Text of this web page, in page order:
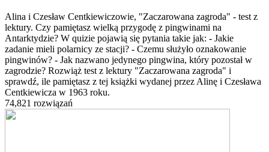
Alina i Czesław Centkiewiczowie, "Zaczarowana zagroda" - test z
lektury. Czy pamiętasz wielką przygodę z pingwinami na
Antarktydzie? W quizie pojawią się pytania takie jak: - Jakie
zadanie mieli polarnicy ze stacji? - Czemu służyło oznakowanie
pingwinów? - Jak nazwano jedynego pingwina, który pozostał w
zagrodzie? Rozwiąż test z lektury "Zaczarowana zagroda" i
sprawdź, ile pamiętasz z tej książki wydanej przez Alinę i Czesława
Centkiewicza w 1963 roku.
74,821 rozwiązań